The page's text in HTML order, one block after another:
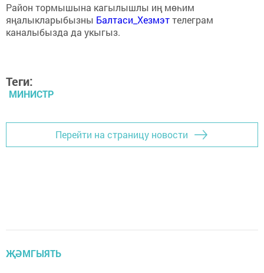
Район тормышына кагылышлы иң мөһим
яңалыкларыбызны Балтаси_Хезмэттелеграм
каналыбызда да укыгыз.
Теги:
МИНИСТР
Перейти на страницу новости
ҖӘМГЫЯТЬ